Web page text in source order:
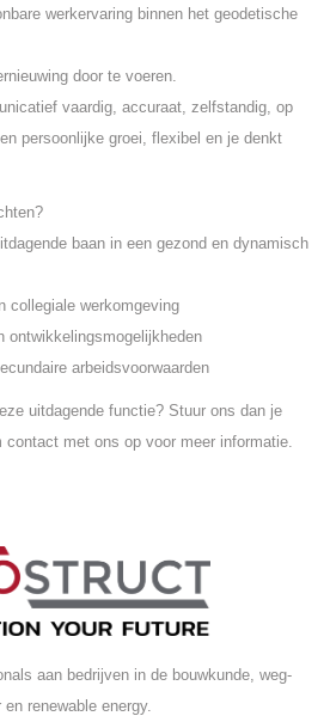
werkervaring binnen het geodetische
door te voeren.
vaardig, accuraat, zelfstandig, op
persoonlijke groei, flexibel en je denkt
baan in een gezond en dynamisch
collegiale werkomgeving
ontwikkelingsmogelijkheden
arbeidsvoorwaarden
uitdagende functie? Stuur ons dan je
met ons op voor meer informatie.
aan bedrijven in de bouwkunde, weg-
renewable energy.